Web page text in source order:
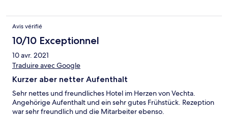
Avis vérifié
10/10 Exceptionnel
10 avr. 2021
Traduire avec Google
Kurzer aber netter Aufenthalt
Sehr nettes und freundliches Hotel im Herzen von Vechta.
Angehörige Aufenthalt und ein sehr gutes Frühstück. Rezeption
war sehr freundlich und die Mitarbeiter ebenso.